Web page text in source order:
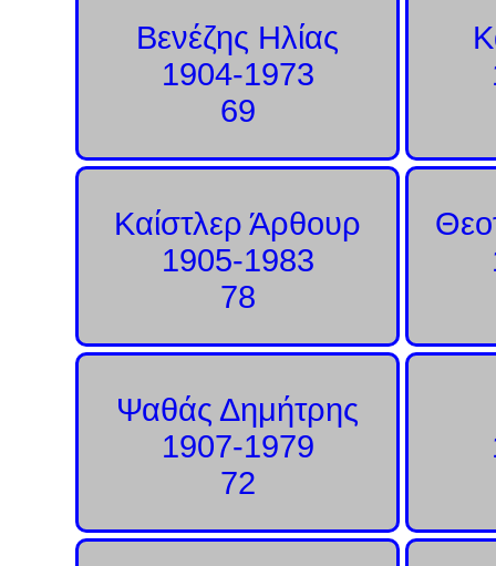
Βενέζης Ηλίας
1904-1973
69
Καίστλερ Άρθουρ
1905-1983
78
Ψαθάς Δημήτρης
1907-1979
72